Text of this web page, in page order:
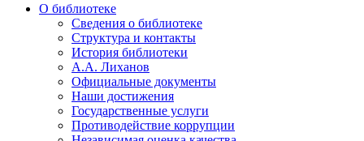
О библиотеке
Сведения о библиотеке
Структура и контакты
История библиотеки
А.А. Лиханов
Официальные документы
Наши достижения
Государственные услуги
Противодействие коррупции